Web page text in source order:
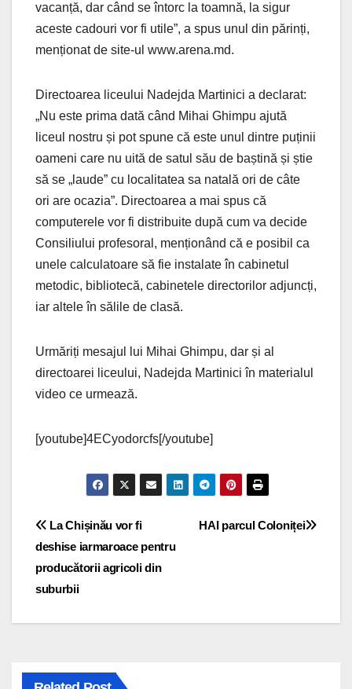
vacanță, dar când se întorc la toamnă, la sigur
aceste cadouri vor fi utile”, a spus unul din părinți,
menționat de site-ul www.arena.md.
Directoarea liceului Nadejda Martinici a declarat:
„Nu este prima dată când Mihai Ghimpu ajută
liceul nostru și pot spune că este unul dintre puținii
oameni care nu uită de satul său de baștină și știe
să se „laude” cu localitatea sa natală ori de câte
ori are ocazia”. Directoarea a mai spus că
computerele vor fi distribuite după cum va decide
Consiliului profesoral, menționând că e posibil ca
unele calculatoare să fie instalate în cabinetul
metodic, bibliotecă, cabinetele directorilor adjuncți,
iar altele în sălile de clasă.
Urmăriți mesajul lui Mihai Ghimpu, dar și al
directoarei liceului, Nadejda Martinici în materialul
video ce urmează.
[youtube]4ECyodorcfs[/youtube]
Navigare
în
articole
HAI parcul Coloniței
La Chișinău vor fi
deshise iarmaroace pentru
producătorii agricoli din
suburbii